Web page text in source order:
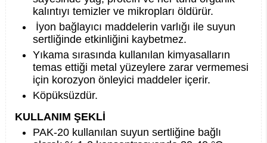
kalıntıyı temizler ve mikropları öldürür.
İyon bağlayıcı maddelerin varlığı ile suyun
sertliğinde etkinliğini kaybetmez.
Yıkama sırasında kullanılan kimyasalların
temas ettiği metal yüzeylere zarar vermemesi
için korozyon önleyici maddeler içerir.
Köpüksüzdür.
KULLANIM ŞEKLİ
PAK-20 kullanılan suyun sertliğine bağlı